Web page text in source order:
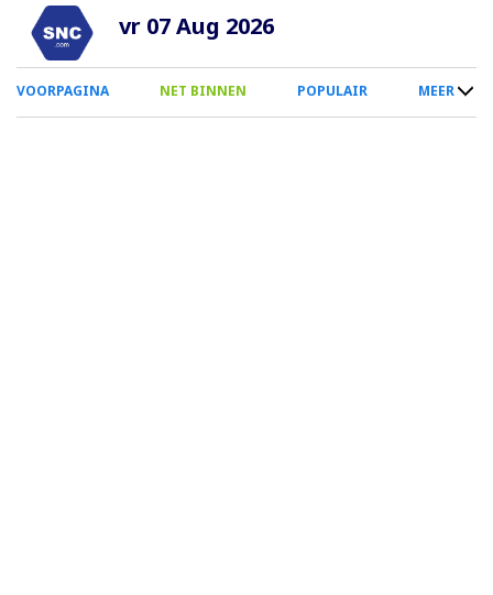
Overslaan
naar
inhoud
vr 07 Aug 2026
0
Smartphone
VOORPAGINA NET BINNEN POPULAIR MEER